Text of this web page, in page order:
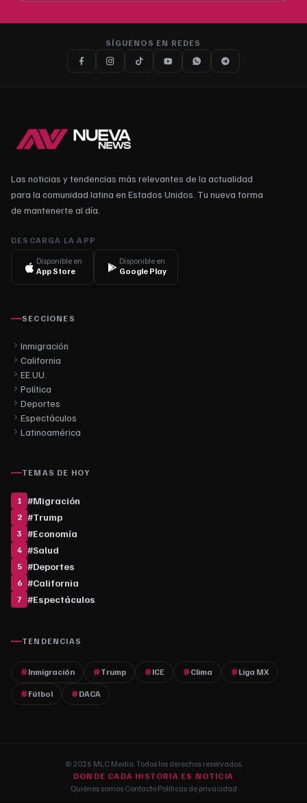
SÍGUENOS EN REDES
Las noticias y tendencias más relevantes de la actualidad
para la comunidad latina en Estados Unidos. Tu nueva forma
de mantenerte al día.
DESCARGA LA APP
Disponible en
App Store
Disponible en
Google Play
SECCIONES
Inmigración
California
EE.UU.
Política
Deportes
Espectáculos
Latinoamérica
TEMAS DE HOY
1 #Migración
2 #Trump
3 #Economía
4 #Salud
5 #Deportes
6 #California
7 #Espectáculos
TENDENCIAS
Inmigración Trump ICE Clima Liga MX
Fútbol DACA
© 2026 MLC Media. Todos los derechos reservados.
DONDE CADA HISTORIA ES NOTICIA
Quiénes somos·Contacto·Políticas de privacidad